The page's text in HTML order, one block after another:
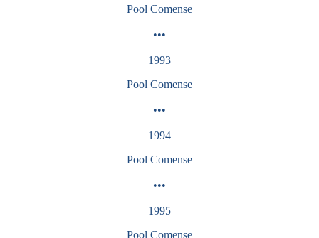
Pool Comense
•••
1993
Pool Comense
•••
1994
Pool Comense
•••
1995
Pool Comense